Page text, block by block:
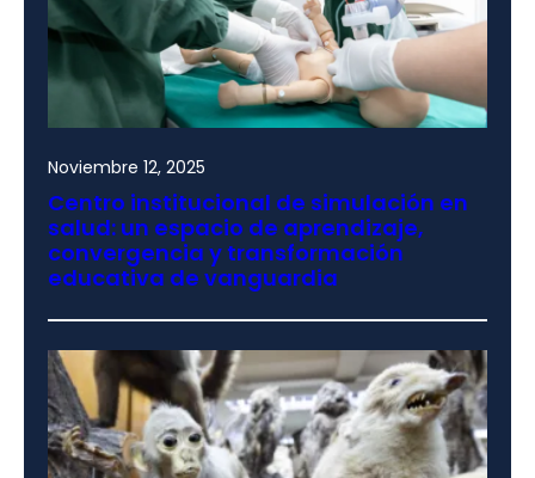
Noviembre 12, 2025
Centro institucional de simulación en
salud: un espacio de aprendizaje,
convergencia y transformación
educativa de vanguardia